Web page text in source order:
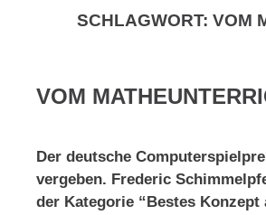
SCHLAGWORT: VOM
VOM
Der deutsche
vergeben. Frederic
der Kategorie “Bestes